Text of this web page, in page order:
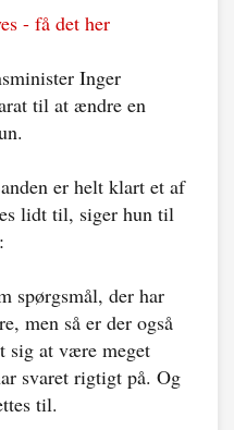
- få det her
Inger
til at ændre en
er helt klart et af
lidt til, siger hun til
spørgsmål, der har
men så er der også
sig at være meget
svaret rigtigt på. Og
til.